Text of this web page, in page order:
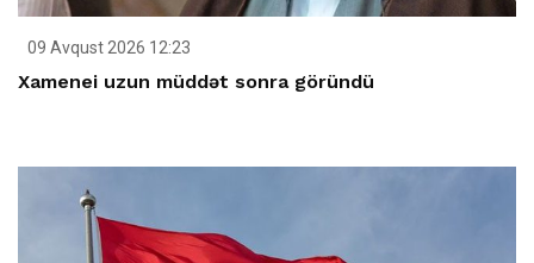
09 Avqust 2026 12:23
Xamenei uzun müddət sonra göründü